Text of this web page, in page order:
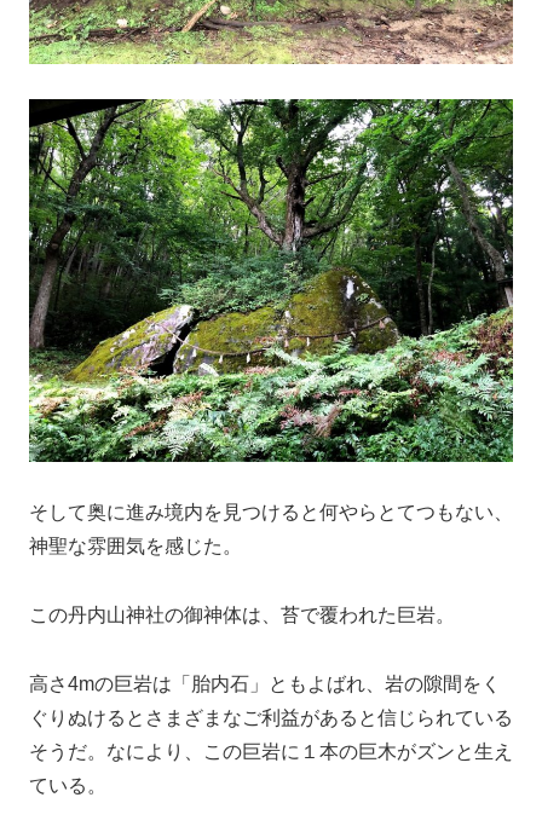
そして奥に進み境内を見つけると何やらとてつもない、
神聖な雰囲気を感じた。
この丹内山神社の御神体は、苔で覆われた巨岩。
高さ4mの巨岩は「胎内石」ともよばれ、岩の隙間をく
ぐりぬけるとさまざまなご利益があると信じられている
そうだ。なにより、この巨岩に１本の巨木がズンと生え
ている。